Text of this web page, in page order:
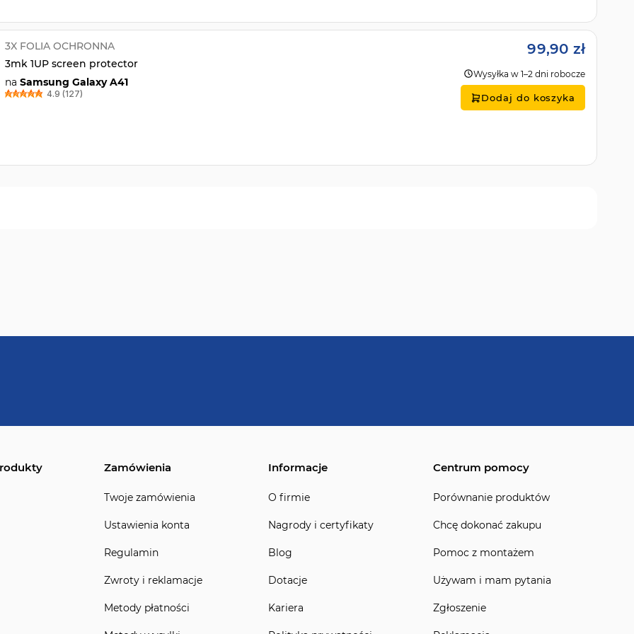
3X FOLIA OCHRONNA
3mk 1UP screen protector
na Samsung Galaxy A41
4.9 (127)
99,90 zł
Wysyłka w 1–2 dni robocze
Dodaj do koszyka
Zamówienia
Twoje zamówienia
Ustawienia konta
Regulamin
Zwroty i reklamacje
Metody płatności
Informacje
O firmie
Nagrody i certyfikaty
Blog
Dotacje
Kariera
Centrum pomocy
Porównanie produktów
Chcę dokonać zakupu
Pomoc z montażem
Używam i mam pytania
Zgłoszenie